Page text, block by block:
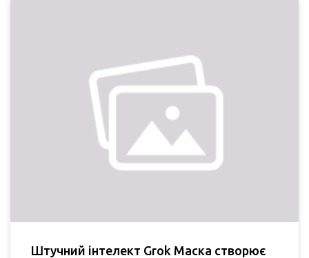
Штучний інтелект Grok Маска створює